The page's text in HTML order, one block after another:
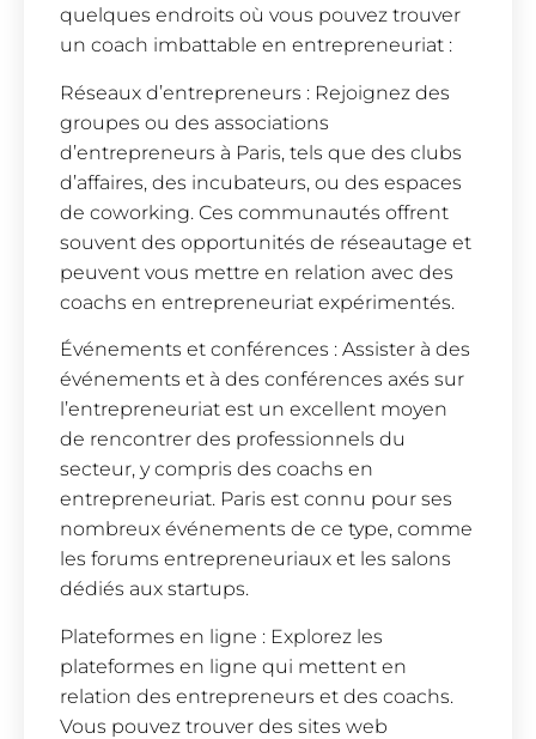
quelques endroits où vous pouvez trouver
un coach imbattable en entrepreneuriat :
Réseaux d’entrepreneurs : Rejoignez des
groupes ou des associations
d’entrepreneurs à Paris, tels que des clubs
d’affaires, des incubateurs, ou des espaces
de coworking. Ces communautés offrent
souvent des opportunités de réseautage et
peuvent vous mettre en relation avec des
coachs en entrepreneuriat expérimentés.
Événements et conférences : Assister à des
événements et à des conférences axés sur
l’entrepreneuriat est un excellent moyen
de rencontrer des professionnels du
secteur, y compris des coachs en
entrepreneuriat. Paris est connu pour ses
nombreux événements de ce type, comme
les forums entrepreneuriaux et les salons
dédiés aux startups.
Plateformes en ligne : Explorez les
plateformes en ligne qui mettent en
relation des entrepreneurs et des coachs.
Vous pouvez trouver des sites web